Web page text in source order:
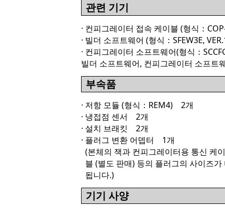
관련 기기
· 컨피그레이터 접속 케이블 (형식：
· 빌더 소프트웨어 (형식：SFEW3E,
· 컨피그레이터 소프트웨어(형식：
빌더 소프트웨어, 컨피그레이터 소프트
부속품
· 저항 모듈 (형식：REM4) 2개
· 냉접점 센서 2개
· 설치 브래킷 2개
· 플러그 변환 어뎁터 1개
(본체의 잭과 컨피그레이터용 통신 케이
블 (별도 판매) 등의 플러그의 사이즈
됩니다.)
기기 사양